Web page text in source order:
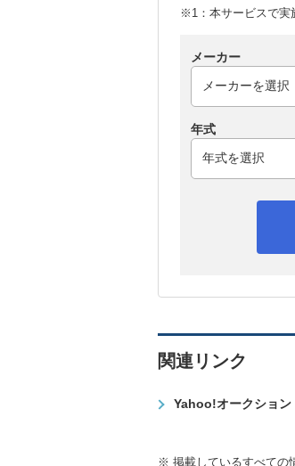
※1：本サービスで実
メーカー
年式
関連リンク
Yahoo!オークション
※ 掲載しているすべての